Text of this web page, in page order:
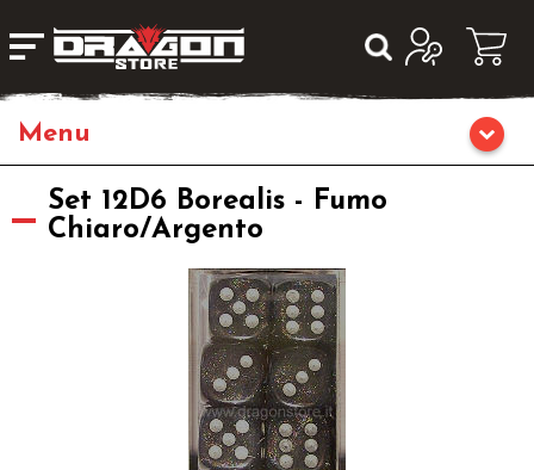
HomeSet 12D6 Borealis - Fumo
Chiaro/Argento